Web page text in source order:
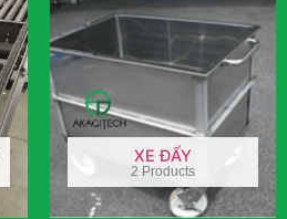
XE ĐẨY
2 Products